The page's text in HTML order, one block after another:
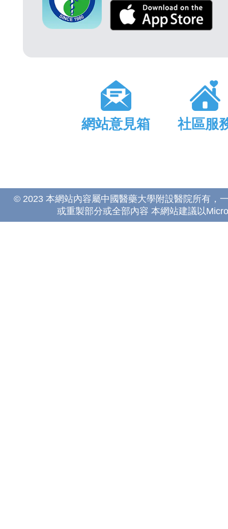
網站意見箱 社區服
© 2023 本網站內容屬中國醫藥大學附設醫院所有，
或重製部分或全部內容 本網站建議以